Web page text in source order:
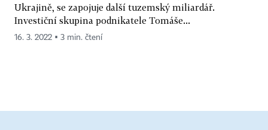
Ukrajině, se zapojuje další tuzemský miliardář.
Investiční skupina podnikatele Tomáše...
16. 3. 2022 ▪ 3 min. čtení